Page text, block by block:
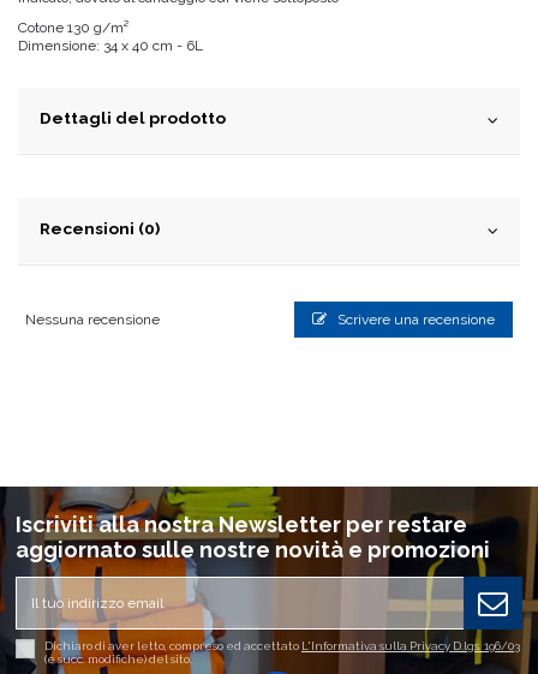
Cotone 130 g/m²
Dimensione: 34 x 40 cm - 6L
Dettagli del prodotto
Recensioni (0)
Nessuna recensione Scrivere una recensione
Iscriviti alla nostra Newsletter per restare
aggiornato sulle nostre novità e promozioni
Dichiaro di aver letto, compreso ed accettato L'Informativa sulla Privacy D.lgs. 196/03
(e succ. modifiche) del sito.